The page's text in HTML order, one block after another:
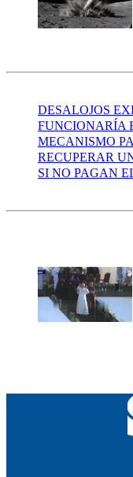
DESALOJOS
FUNCIONARÍA
MECANISMO
RECUPERAR
SI NO PAGAN